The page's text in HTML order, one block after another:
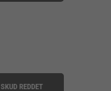
SKUD REDDET